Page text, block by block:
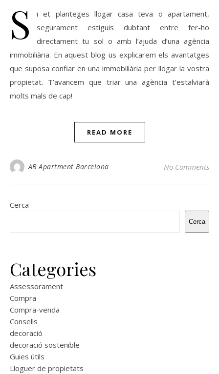
S
i et planteges llogar casa teva o apartament,
segurament estiguis dubtant entre fer-ho
directament tu sol o amb l’ajuda d’una agència
immobiliària. En aquest blog us explicarem els avantatges
que suposa confiar en una immobiliària per llogar la vostra
propietat. T’avancem que triar una agència t’estalviarà
molts mals de cap!
READ MORE
AB Apartment Barcelona No Comments
Cerca
Cerca
Categories
Assessorament
Compra
Compra-venda
Consells
decoració
decoració sostenible
Guies útils
Lloguer de propietats